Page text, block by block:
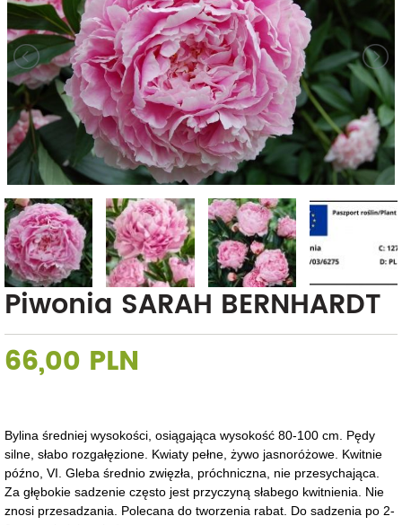
Piwonia SARAH BERNHARDT
66,00 PLN
Bylina średniej wysokości, osiągająca wysokość 80-100 cm. Pędy
silne, słabo rozgałęzione. Kwiaty pełne, żywo jasnoróżowe. Kwitnie
późno, VI. Gleba średnio zwięzła, próchniczna, nie przesychająca.
Za głębokie sadzenie często jest przyczyną słabego kwitnienia. Nie
znosi przesadzania. Polecana do tworzenia rabat. Do sadzenia po 2-